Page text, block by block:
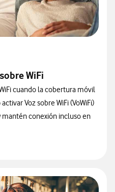
WiFi
cuando la cobertura móvil
Voz sobre WiFi (VoWiFi)
conexión incluso en
WiFi